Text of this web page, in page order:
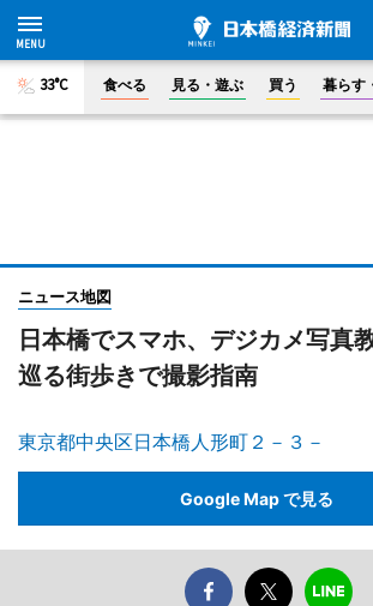
33°C 食べる 見る・遊ぶ 買う 暮らす
ニュース地図
日本橋でスマホ、デジカメ写真
巡る街歩きで撮影指南
東京都中央区日本橋人形町２－３－
Google Map で見る